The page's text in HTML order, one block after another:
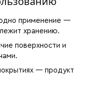
одно применение —
хранению.
поверхности и
— продукт